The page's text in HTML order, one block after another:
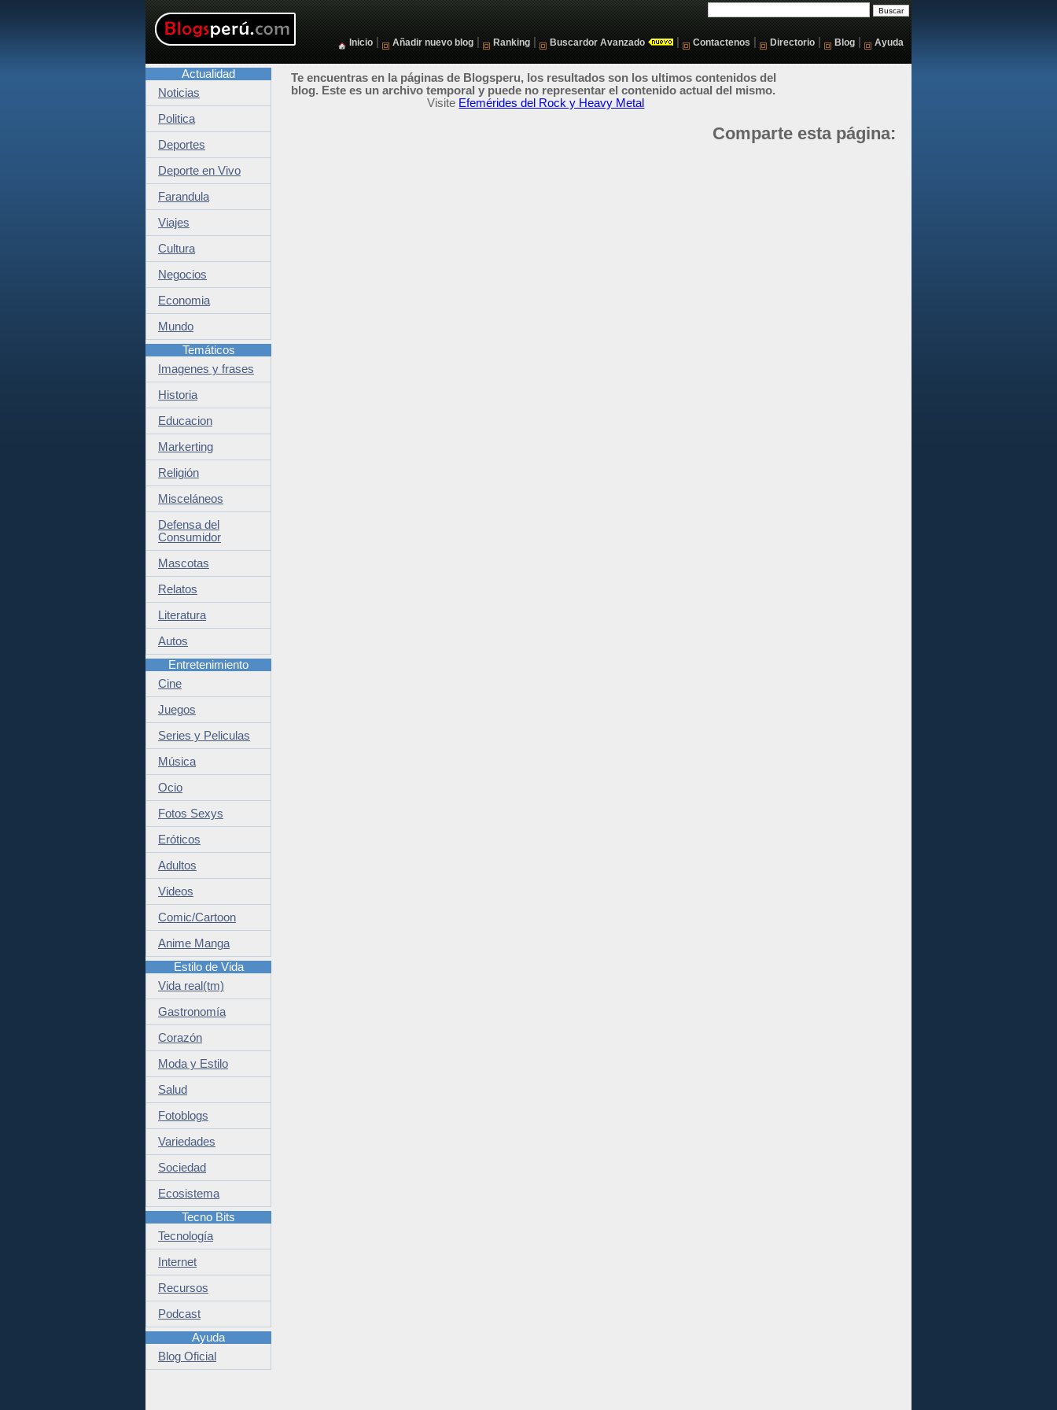
Inicio Añadir nuevo blog Ranking Buscardor Avanzado Contactenos Directorio Blog Ayuda
Te encuentras en la páginas de Blogsperu, los resultados son los ultimos contenidos del
blog. Este es un archivo temporal y puede no representar el contenido actual del mismo.
Visite Efemérides del Rock y Heavy Metal
Comparte esta página:
Actualidad
Noticias
Politica
Deportes
Deporte en Vivo
Farandula
Viajes
Cultura
Negocios
Economia
Mundo
Temáticos
Imagenes y frases
Historia
Educacion
Markerting
Religión
Misceláneos
Defensa del
Consumidor
Mascotas
Relatos
Literatura
Autos
Entretenimiento
Cine
Juegos
Series y Peliculas
Música
Ocio
Fotos Sexys
Eróticos
Adultos
Videos
Comic/Cartoon
Anime Manga
Estilo de Vida
Vida real(tm)
Gastronomía
Corazón
Moda y Estilo
Salud
Fotoblogs
Variedades
Sociedad
Ecosistema
Tecno Bits
Tecnología
Internet
Recursos
Podcast
Ayuda
Blog Oficial